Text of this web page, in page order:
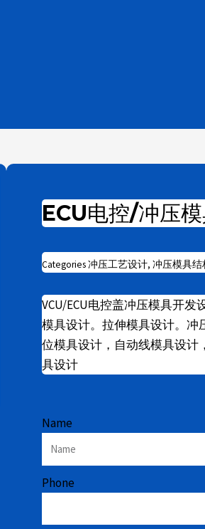
ECU电控/冲压
Categories冲压工艺设计, 冲压模具结
VCU/ECU电控盖冲压模具开
模具设计。拉伸模具设计。冲
位模具设计，自动线模具设计
具设计
Name
Phone